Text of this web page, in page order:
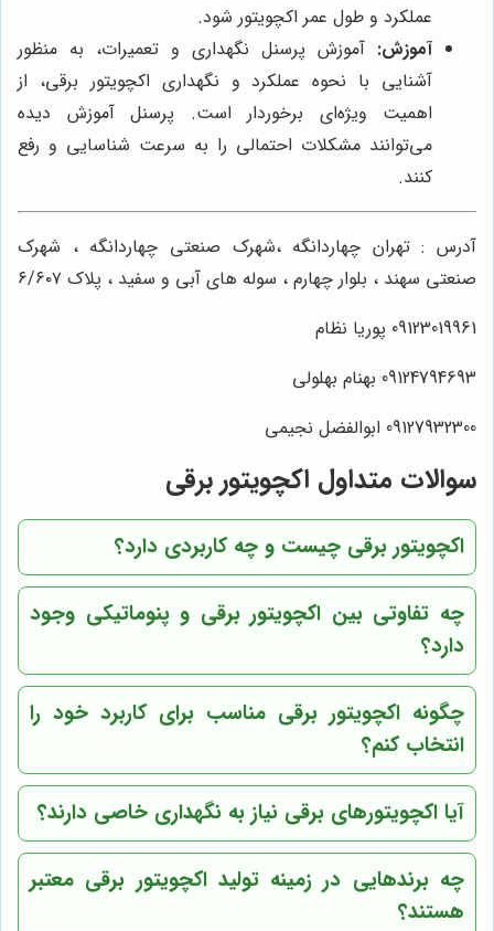
عملکرد و طول عمر اکچویتور شود.
آموزش: آموزش پرسنل نگهداری و تعمیرات، به منظور
آشنایی با نحوه عملکرد و نگهداری اکچویتور برقی، از
اهمیت ویژه‌ای برخوردار است. پرسنل آموزش دیده
می‌توانند مشکلات احتمالی را به سرعت شناسایی و رفع
کنند.
آدرس : تهران چهاردانگه ،شهرک صنعتی چهاردانگه ، شهرک
صنعتی سهند ، بلوار چهارم ، سوله های آبی و سفید ، پلاک ۶/۶۰۷
09123019961 پوریا نظام
09124794693 بهنام بهلولی
09127932300 ابوالفضل نجیمی
سوالات متداول اکچویتور برقی
اکچویتور برقی چیست و چه کاربردی دارد؟
چه تفاوتی بین اکچویتور برقی و پنوماتیکی وجود
دارد؟
چگونه اکچویتور برقی مناسب برای کاربرد خود را
انتخاب کنم؟
آیا اکچویتورهای برقی نیاز به نگهداری خاصی دارند؟
چه برندهایی در زمینه تولید اکچویتور برقی معتبر
هستند؟